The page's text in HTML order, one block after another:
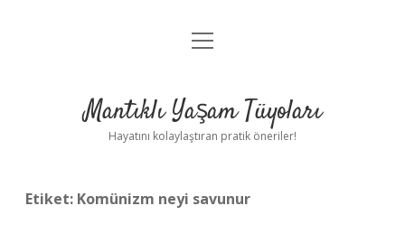
Anasayfa
Yasal Uyarı
menüyü
Mantıklı Yaşam Tüyoları
Hayatını kolaylaştıran pratik öneriler!
Etiket: Komünizm neyi savunur